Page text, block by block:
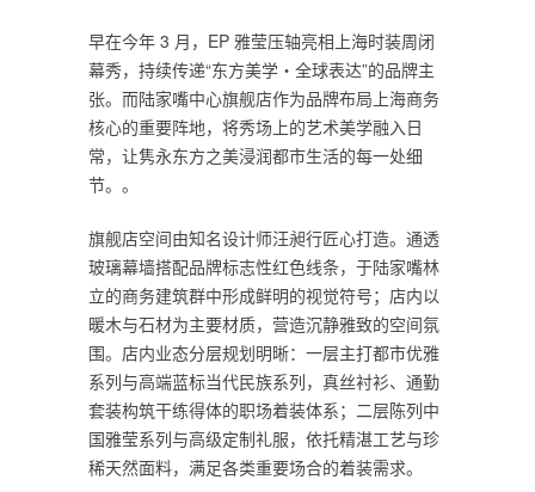
早在今年 3 月，EP 雅莹压轴亮相上海时装周闭
幕秀，持续传递“东方美学・全球表达”的品牌主
张。而陆家嘴中心旗舰店作为品牌布局上海商务
核心的重要阵地，将秀场上的艺术美学融入日
常，让隽永东方之美浸润都市生活的每一处细
节。。
旗舰店空间由知名设计师汪昶行匠心打造。通透
玻璃幕墙搭配品牌标志性红色线条，于陆家嘴林
立的商务建筑群中形成鲜明的视觉符号；店内以
暖木与石材为主要材质，营造沉静雅致的空间氛
围。店内业态分层规划明晰：一层主打都市优雅
系列与高端蓝标当代民族系列，真丝衬衫、通勤
套装构筑干练得体的职场着装体系；二层陈列中
国雅莹系列与高级定制礼服，依托精湛工艺与珍
稀天然面料，满足各类重要场合的着装需求。